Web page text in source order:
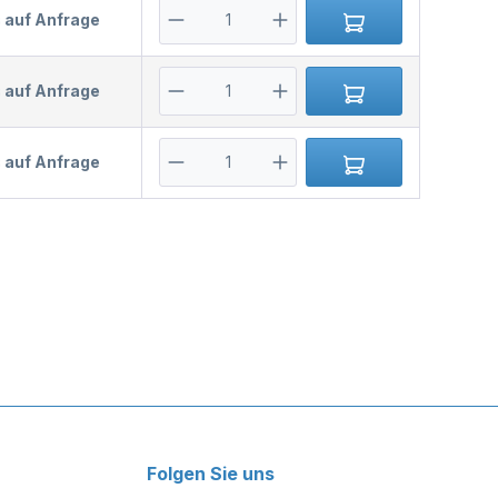
auf Anfrage
auf Anfrage
auf Anfrage
Folgen Sie uns